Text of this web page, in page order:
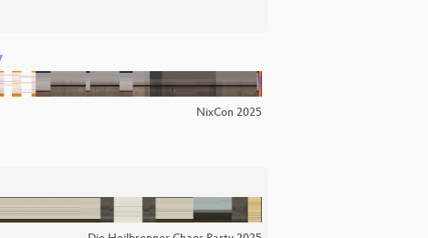
NixCon 2025